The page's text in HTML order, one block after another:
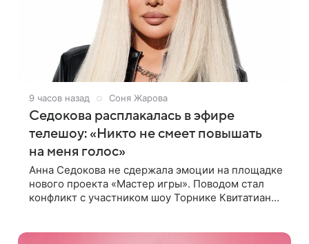
9 часов назад Соня Жарова
Седокова расплакалась в эфире
телешоу: «Никто не смеет повышать
на меня голос»
Анна Седокова не сдержала эмоции на площадке
нового проекта «Мастер игры». Поводом стал
конфликт с участником шоу Торнике Квитатиани.